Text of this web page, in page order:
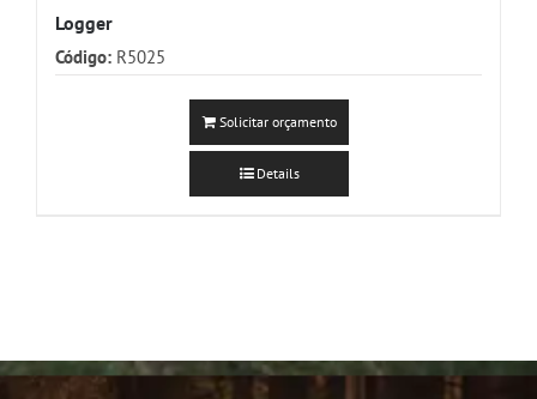
Logger
Código: R5025
Solicitar orçamento
Details